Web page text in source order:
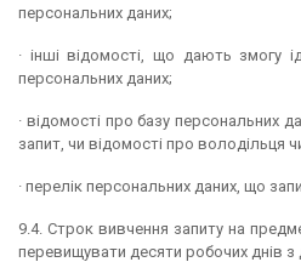
персональних даних;
· інші відомості, що дають змогу
персональних даних;
· відомості про базу персональних
запит, чи відомості про володільця
· перелік персональних даних, що
9.4. Строк вивчення запиту на
перевищувати десяти робочих днів